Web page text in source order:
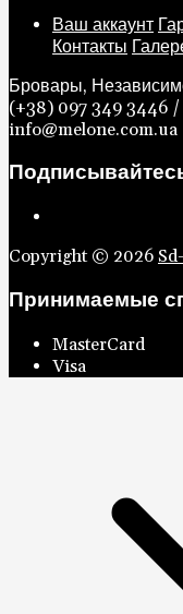
Ваш аккаунт
Контакты
Бровары,
(+38) 097 349 3446
info@melone.com.ua
Copyright © 2026
Принимаемые
MasterCard
Visa